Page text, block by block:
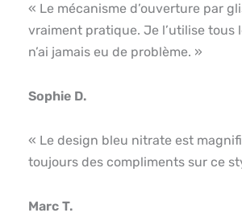
« Le mécanisme d’ouverture par
vraiment pratique. Je l’utilise tous
n’ai jamais eu de problème. »
Sophie D.
« Le design bleu nitrate est
toujours des compliments sur ce
Marc T.